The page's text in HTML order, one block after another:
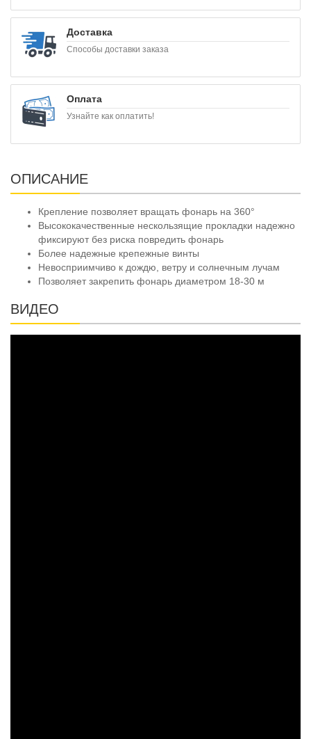
Доставка
Способы доставки заказа
Оплата
Узнайте как оплатить!
ОПИСАНИЕ
Крепление позволяет вращать фонарь на 360°
Высококачественные нескользящие прокладки надежно
фиксируют без риска повредить фонарь
Более надежные крепежные винты
Невосприимчиво к дождю, ветру и солнечным лучам
Позволяет закрепить фонарь диаметром 18-30 м
ВИДЕО